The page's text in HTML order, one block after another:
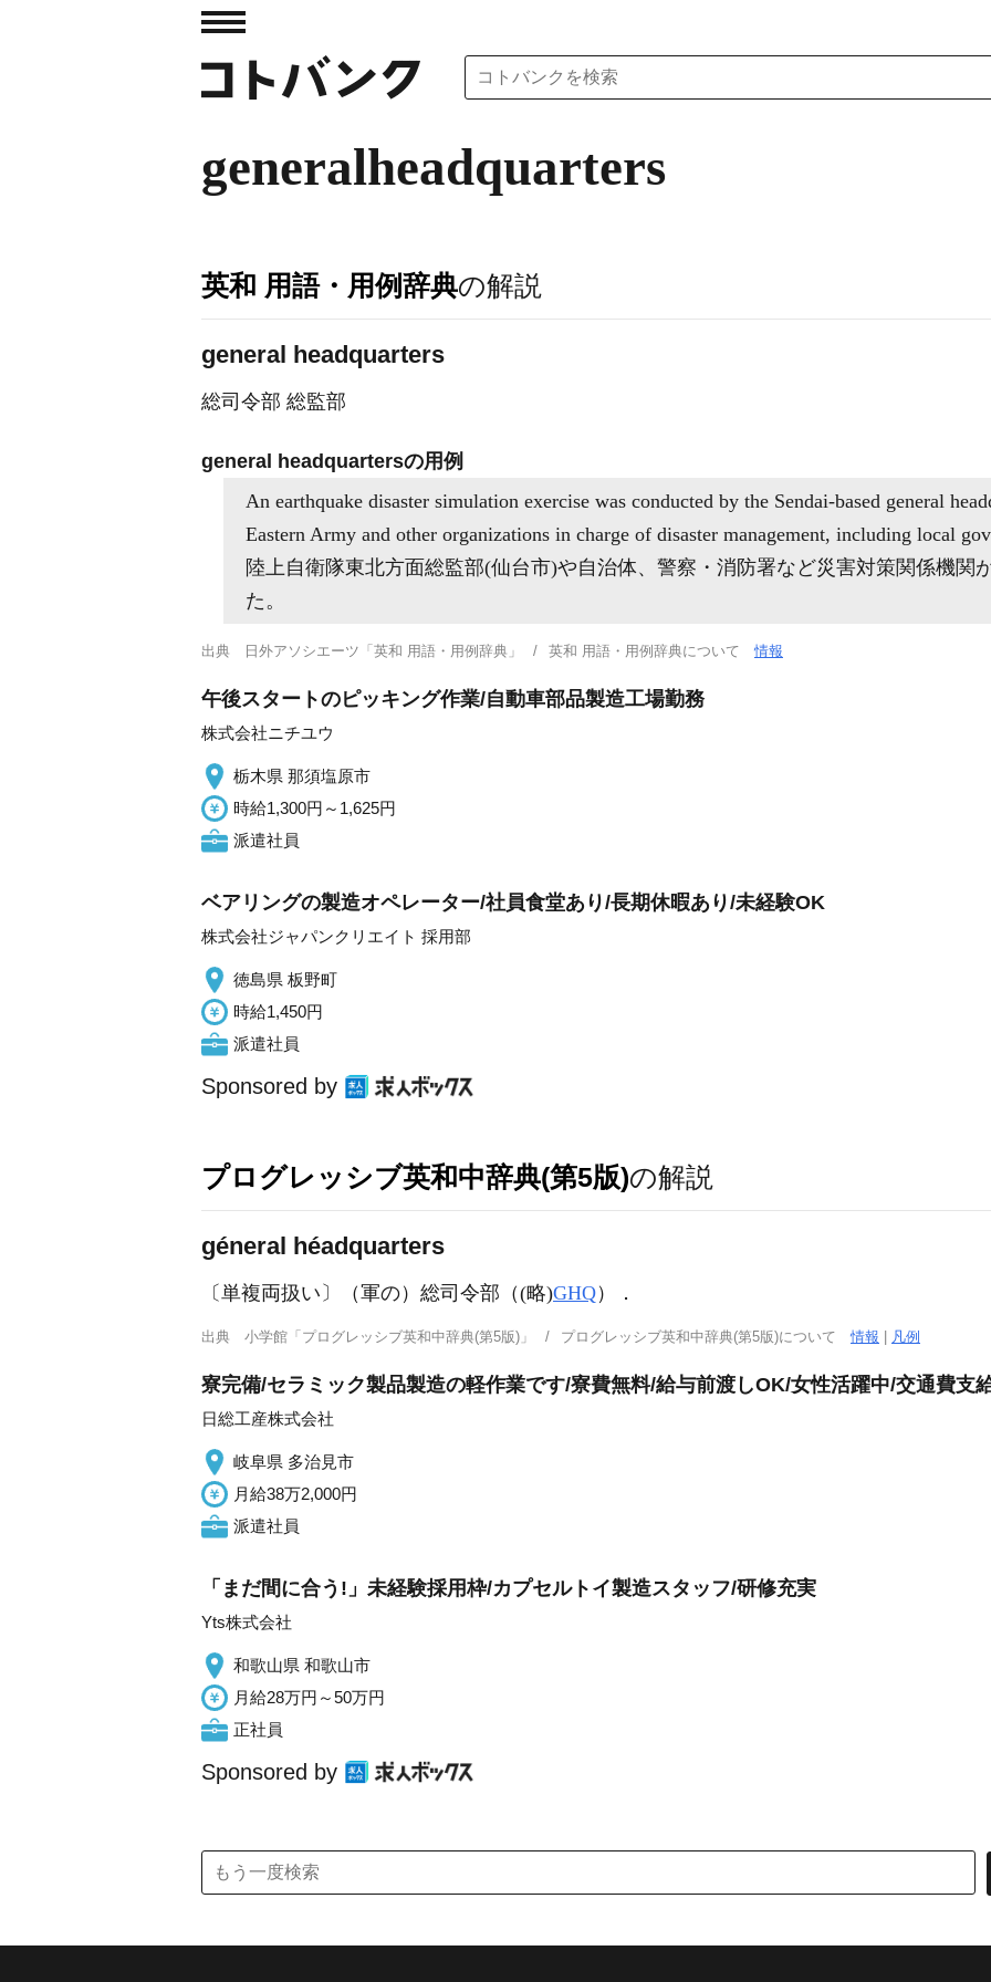
generalheadquarters
英和 用語・用例辞典の解説
general headquarters
総司令部 総監部
general headquartersの用例
An earthquake disaster simulation exercise was conducted by the Sendai-based general
Eastern Army and other organizations in charge of disaster management, including local
陸上自衛隊東北方面総監部(仙台市)や自治体、警察・消防署など災害対策関係機関
た。
出典 日外アソシエーツ「英和 用語・用例辞典」 英和 用語・用例辞典について情報
午後スタートのピッキング作業/自動車部品製造工場勤務
株式会社ニチユウ
栃木県 那須塩原市
時給1,300円～1,625円
派遣社員
ベアリングの製造オペレーター/社員食堂あり/長期休暇あり/未経験OK
株式会社ジャパンクリエイト 採用部
徳島県 板野町
時給1,450円
派遣社員
Sponsored by
プログレッシブ英和中辞典(第5版)の解説
géneral héadquarters
〔単複両扱い〕（軍の）総司令部（(略)GHQ） ．
出典 小学館「プログレッシブ英和中辞典(第5版)」 プログレッシブ英和中辞典(第5版)について情報 | 凡例
寮完備/セラミック製品製造の軽作業です/寮費無料/給与前渡しOK/女性活躍中/交通費支
日総工産株式会社
岐阜県 多治見市
月給38万2,000円
派遣社員
「まだ間に合う!」未経験採用枠/カプセルトイ製造スタッフ/研修充実
Yts株式会社
和歌山県 和歌山市
月給28万円～50万円
正社員
Sponsored by